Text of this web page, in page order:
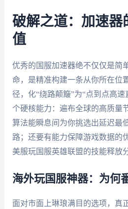
破解之道：加速器
值
优秀的国服加速器绝不仅仅是简
命，是精准构建一条从你所在位
径，化“绕路颠簸”为“点到点高
个硬核能力：遍布全球的高质量
算法能瞬息间为你挑选出延迟最
路；还要有能力保障游戏数据的
美服玩国服英雄联盟的技能释放
海外玩国服神器：为何
面对市面上琳琅满目的选项，真